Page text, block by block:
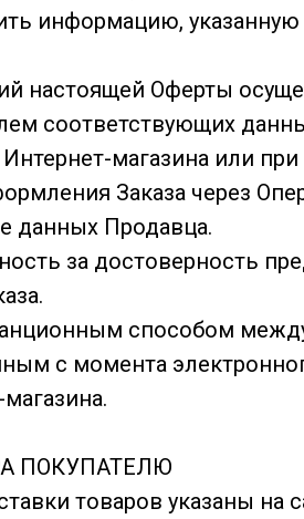
информацию, указанную
настоящей Оферты
соответствующих
магазина или
Заказа через
данных Продавца.
за достоверность
способом
с момента
ПОКУПАТЕЛЮ
товаров указаны на